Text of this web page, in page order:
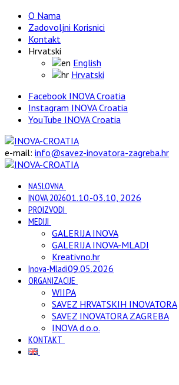
O Nama
Zadovoljni Korisnici
Kontakt
Hrvatski
English
Hrvatski
Facebook INOVA Croatia
Instagram INOVA Croatia
YouTube INOVA Croatia
e-mail: info@savez-inovatora-zagreba.hr
NASLOVNA
INOVA 202601.10.-03.10, 2026
PROIZVODI
MEDIJI
GALERIJA INOVA
GALERIJA INOVA-MLADI
Kreativno.hr
Inova-Mladi09.05.2026
ORGANIZACIJE
WIIPA
SAVEZ HRVATSKIH INOVATORA
SAVEZ INOVATORA ZAGREBA
INOVA d.o.o.
KONTAKT